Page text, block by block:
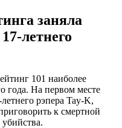
заняла
летнего
101 наиболее
года. На первом месте
рэпера Tay-K,
к смертной